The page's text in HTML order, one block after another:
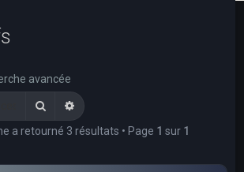
avancée
RechercherRecherche avancée
a retourné 3 résultats • Page 1 sur 1